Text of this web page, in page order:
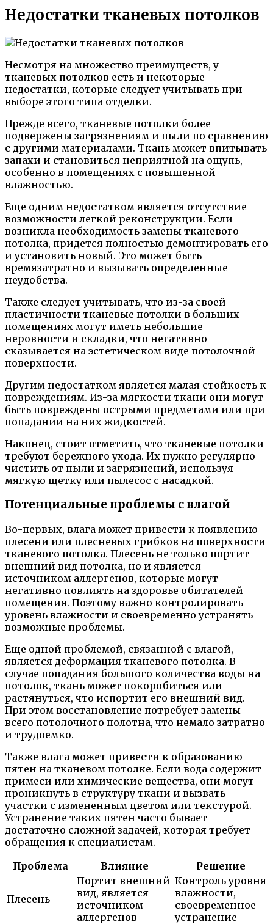
Недостатки тканевых потолков
Несмотря на множество преимуществ, у
тканевых потолков есть и некоторые
недостатки, которые следует учитывать при
выборе этого типа отделки.
Прежде всего, тканевые потолки более
подвержены загрязнениям и пыли по сравнению
с другими материалами. Ткань может впитывать
запахи и становиться неприятной на ощупь,
особенно в помещениях с повышенной
влажностью.
Еще одним недостатком является отсутствие
возможности легкой реконструкции. Если
возникла необходимость замены тканевого
потолка, придется полностью демонтировать его
и установить новый. Это может быть
времязатратно и вызывать определенные
неудобства.
Также следует учитывать, что из-за своей
пластичности тканевые потолки в больших
помещениях могут иметь небольшие
неровности и складки, что негативно
сказывается на эстетическом виде потолочной
поверхности.
Другим недостатком является малая стойкость к
повреждениям. Из-за мягкости ткани они могут
быть повреждены острыми предметами или при
попадании на них жидкостей.
Наконец, стоит отметить, что тканевые потолки
требуют бережного ухода. Их нужно регулярно
чистить от пыли и загрязнений, используя
мягкую щетку или пылесос с насадкой.
Потенциальные проблемы с влагой
Во-первых, влага может привести к появлению
плесени или плесневых грибков на поверхности
тканевого потолка. Плесень не только портит
внешний вид потолка, но и является
источником аллергенов, которые могут
негативно повлиять на здоровье обитателей
помещения. Поэтому важно контролировать
уровень влажности и своевременно устранять
возможные проблемы.
Еще одной проблемой, связанной с влагой,
является деформация тканевого потолка. В
случае попадания большого количества воды на
потолок, ткань может покоробиться или
растянуться, что испортит его внешний вид.
При этом восстановление потребует замены
всего потолочного полотна, что немало затратно
и трудоемко.
Также влага может привести к образованию
пятен на тканевом потолке. Если вода содержит
примеси или химические вещества, они могут
проникнуть в структуру ткани и вызвать
участки с измененным цветом или текстурой.
Устранение таких пятен часто бывает
достаточно сложной задачей, которая требует
обращения к специалистам.
Проблема
Влияние Решение
Плесень
Портит внешний
вид, является
источником
аллергенов
Контроль уровня
влажности,
своевременное
устранение